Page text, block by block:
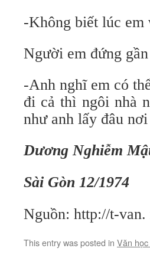
-Không biết lúc em
Người em đứng
-Anh nghĩ em có
đi cả thì ngôi nhà
như anh lấy đâu
Dương Nghiễm
Sài Gòn 12/1974
Nguồn: http://t-van.
This entry was posted in Văn